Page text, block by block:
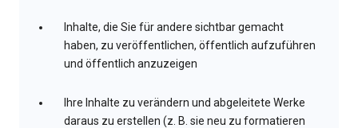
Inhalte, die Sie für andere sichtbar gemacht
haben, zu veröffentlichen, öffentlich aufzuführen
und öffentlich anzuzeigen
Ihre Inhalte zu verändern und abgeleitete Werke
daraus zu erstellen (z. B. sie neu zu formatieren